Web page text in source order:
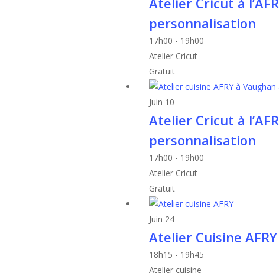
personnalisation
17h00 - 19h00
Atelier Cricut
Gratuit
Juin 10
Atelier Cricut à
personnalisation
17h00 - 19h00
Atelier Cricut
Gratuit
Juin 24
Atelier Cuisine
18h15 - 19h45
Atelier cuisine